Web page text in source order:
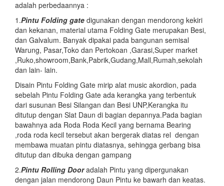
adalah perbedaannya :
1.Pintu Folding gate digunakan dengan mendorong kekiri
dan kekanan, material utama Folding Gate merupakan Besi,
dan Galvalum. Banyak dipakai pada bangunan semisal
Warung, Pasar,Toko dan Pertokoan ,Garasi,Super market
,Ruko,showroom,Bank,Pabrik,Gudang,Mall,Rumah,sekolah
dan lain- lain.
Disain Pintu Folding Gate mirip alat music akordion, pada
sebelah Pintu Folding Gate ada kerangka yang terbentuk
dari susunan Besi Silangan dan Besi UNP,Kerangka itu
ditutup dengan Slat Daun di bagian depannya.Pada bagian
bawahnya ada Roda Roda Kecil yang bernama Bearing
,roda roda kecil tersebut akan bergerak diatas rel dengan
membawa muatan pintu diatasnya, sehingga gerbang bisa
ditutup dan dibuka dengan gampang
2.Pintu Rolling Dooradalah Pintu yang dipergunakan
dengan jalan mendorong Daun Pintu ke bawarh dan keatas.